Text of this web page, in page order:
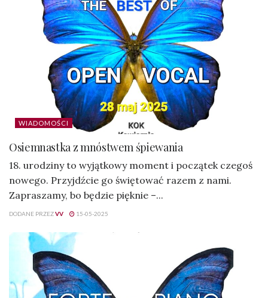
WIADOMOŚCI
Osiemnastka z mnóstwem śpiewania
18. urodziny to wyjątkowy moment i początek czegoś
nowego. Przyjdźcie go świętować razem z nami.
Zapraszamy, bo będzie pięknie –...
DODANE PRZEZVV 15-05-2025